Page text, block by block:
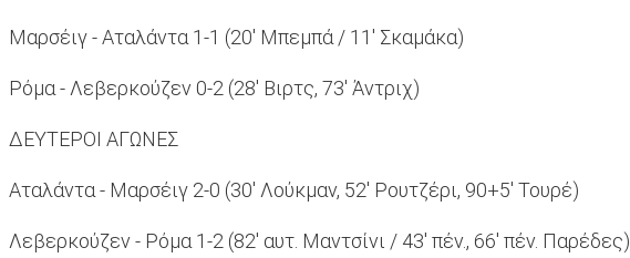
Μαρσέιγ - Αταλάντα 1-1 (20' Μπεμπά / 11' Σκαμάκα)
Ρόμα - Λεβερκούζεν 0-2 (28' Βιρτς, 73' Άντριχ)
ΔΕΥΤΕΡΟΙ ΑΓΩΝΕΣ
Αταλάντα - Μαρσέιγ 2-0 (30' Λούκμαν, 52' Ρουτζέρι, 90+5' Τουρέ)
Λεβερκούζεν - Ρόμα 1-2 (82' αυτ. Μαντσίνι / 43' πέν., 66' πέν. Παρέδες)